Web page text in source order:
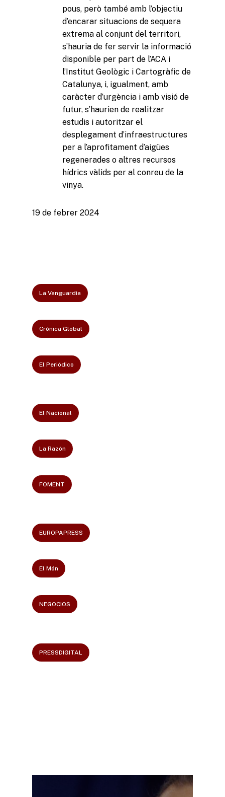
pous, però també amb l’objectiu
d’encarar situacions de sequera
extrema al conjunt del territori,
s’hauria de fer servir la informació
disponible per part de l’ACA i
l’Institut Geològic i Cartogràfic de
Catalunya, i, igualment, amb
caràcter d’urgència i amb visió de
futur, s’haurien de realitzar
estudis i autoritzar el
desplegament d’infraestructures
per a l’aprofitament d’aigües
regenerades o altres recursos
hídrics vàlids per al conreu de la
vinya.
19 de febrer 2024
La Vanguardia
Crónica Global
El Periódico
El Nacional
La Razón
FOMENT
EUROPAPRESS
El Món
NEGOCIOS
PRESSDIGITAL
Missió i valors
Com treballa l’Institut
Línies de Treball